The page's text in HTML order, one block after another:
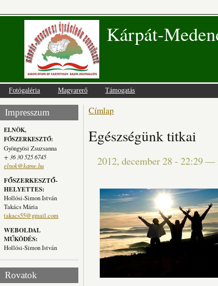
Kárpát-
Fotógaléria Magyarerő Támogatás
Impresszum
ELNÖK,
FŐSZERKESZTŐ:
Gyöngyösi Zsuzsanna
+ 36 30 525 6745
elnok@kame.hu
FŐSZERKESZTŐ-
HELYETTES:
Hollósi-Simon István
Takács Mária
takacs55@gmail.com
WEBOLDAL
MŰKÖDÉS:
Hollósi-Simon István
Rovatok
Jelenlegi hely
Címlap
Egészségünk titkai
2012, december 28 - 22:29—